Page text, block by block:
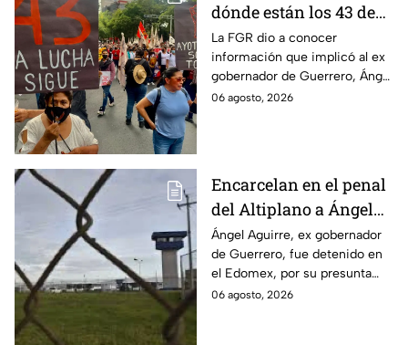
dónde están los 43 de
Ayotzinapa tras
captura de Ángel
Aguirre, ex gobernador
de Guerrero
La FGR dio a conocer
información que implicó al ex
gobernador de Guerrero, Ángel
Aguirre, quien fue detenido
06 agosto, 2026
Encarcelan en el penal
del Altiplano a Ángel
Aguirre, ex gobernador
de Guerrero por caso
Ayotzinapa
Ángel Aguirre, ex gobernador
de Guerrero, fue detenido en
el Edomex, por su presunta
participación en la
06 agosto, 2026